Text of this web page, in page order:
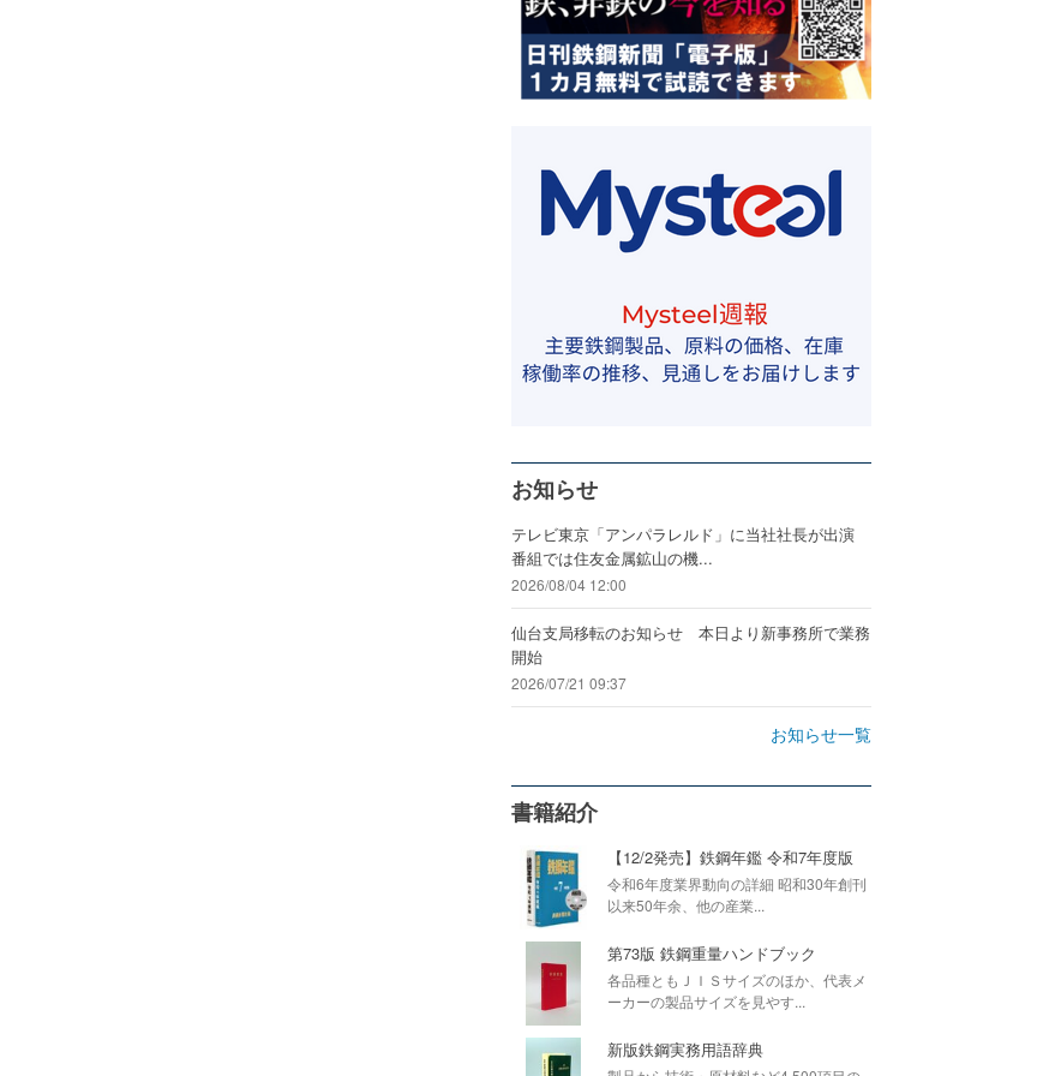
お知らせ
テレビ東京「アンパラレルド」に当社社長が出演
番組では住友金属鉱山の機...
2026/08/04 12:00
仙台支局移転のお知らせ 本日より新事務所で業務
開始
2026/07/21 09:37
お知らせ一覧
書籍紹介
【12/2発売】鉄鋼年鑑 令和7年度版
令和6年度業界動向の詳細 昭和30年創刊
以来50年余、他の産業...
第73版 鉄鋼重量ハンドブック
各品種ともＪＩＳサイズのほか、代表メ
ーカーの製品サイズを見やす...
新版鉄鋼実務用語辞典